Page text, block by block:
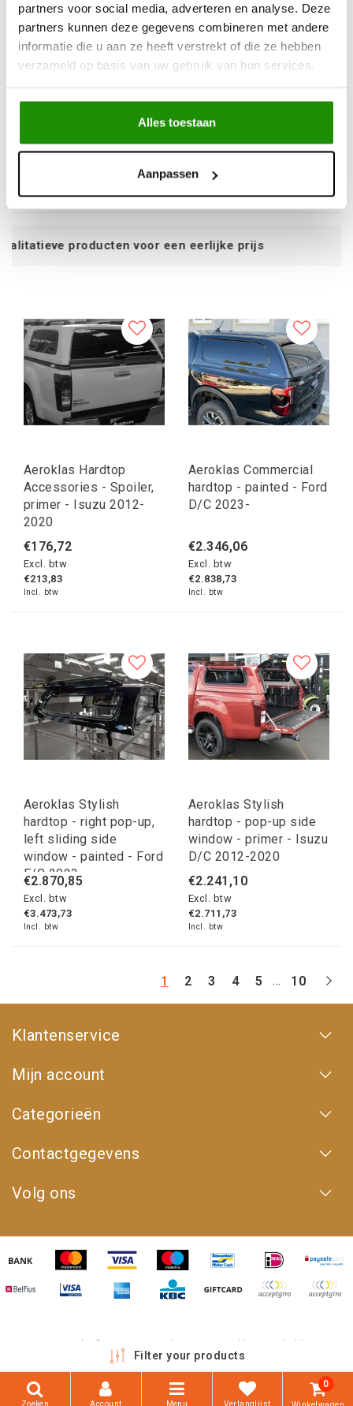
partners voor social media, adverteren en analyse. Deze
partners kunnen deze gegevens combineren met andere
informatie die u aan ze heeft verstrekt of die ze hebben
verzameld op basis van uw gebruik van hun services.
Alles toestaan
Aanpassen
Aeroklas Stylish
window - without
central locking - V7V7;
LK6A ontario green -
Volkswagen D/C 2010-
€2.259,65
Incl. btw
Aeroklas Stylish
window - without
central locking - primer
- Toyota D/C 2005-
2015
€2.136,14
€2.584,73
Incl. btw
eerlijke prijs Service na
Aeroklas Hardtop
Accessories - Spoiler,
primer - Isuzu 2012-
2020
€176,72
Excl. btw
€213,83
Incl. btw
Aeroklas Commercial
hardtop - painted - Ford
D/C 2023-
€2.346,06
Excl. btw
€2.838,73
Incl. btw
Aeroklas Stylish
hardtop - right pop-up,
left sliding side
window - painted - Ford
E/C 2023-
€2.870,85
Excl. btw
€3.473,73
Incl. btw
Aeroklas Stylish
hardtop - pop-up side
window - primer - Isuzu
D/C 2012-2020
€2.241,10
Excl. btw
€2.711,73
Incl. btw
1 2 3 4 5 ... 10
Klantenservice
Mijn account
Categorieën
Contactgegevens
Volg ons
Copyright © 2026 - 4WD Shop | Powered by emarkable
Filter your products
Zoeken Account Menu Verlanglijst
0